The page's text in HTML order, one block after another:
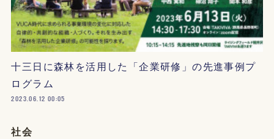
十三日に森林を活用した「企業研修」の先進事例プ
ログラム
2023.06.12 00:05
社会